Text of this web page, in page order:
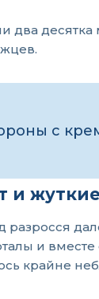
два
с
и
разросся
и
крайне